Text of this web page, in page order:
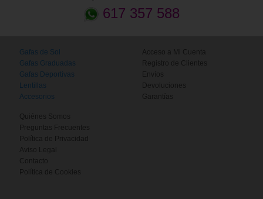
617 357 588
Gafas de Sol
Gafas Graduadas
Gafas Deportivas
Lentillas
Accesorios
Acceso a Mi Cuenta
Registro de Clientes
Envíos
Devoluciones
Garantías
Quiénes Somos
Preguntas Frecuentes
Política de Privacidad
Aviso Legal
Contacto
Política de Cookies